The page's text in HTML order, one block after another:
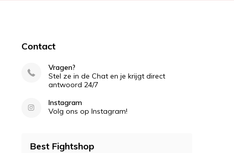
Contact
Vragen?
Stel ze in de Chat en je krijgt direct
antwoord 24/7
Instagram
Volg ons op Instagram!
Best Fightshop